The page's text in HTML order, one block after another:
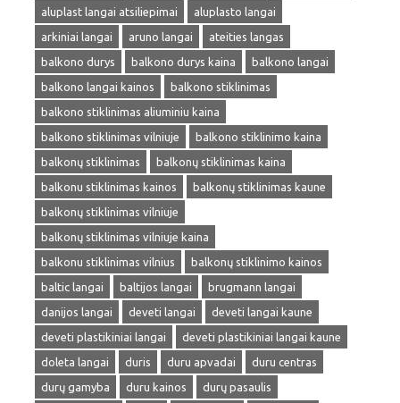
aluplast langai atsiliepimai
aluplasto langai
arkiniai langai
aruno langai
ateities langas
balkono durys
balkono durys kaina
balkono langai
balkono langai kainos
balkono stiklinimas
balkono stiklinimas aliuminiu kaina
balkono stiklinimas vilniuje
balkono stiklinimo kaina
balkonų stiklinimas
balkonų stiklinimas kaina
balkonu stiklinimas kainos
balkonų stiklinimas kaune
balkonų stiklinimas vilniuje
balkonų stiklinimas vilniuje kaina
balkonu stiklinimas vilnius
balkonų stiklinimo kainos
baltic langai
baltijos langai
brugmann langai
danijos langai
deveti langai
deveti langai kaune
deveti plastikiniai langai
deveti plastikiniai langai kaune
doleta langai
duris duru apvadai
duru centras
durų gamyba
duru kainos
durų pasaulis